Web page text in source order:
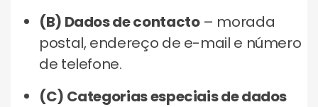
(B) Dados de contacto– morada
postal, endereço de e-mail e número
de telefone.
(C) Categorias especiais de dados